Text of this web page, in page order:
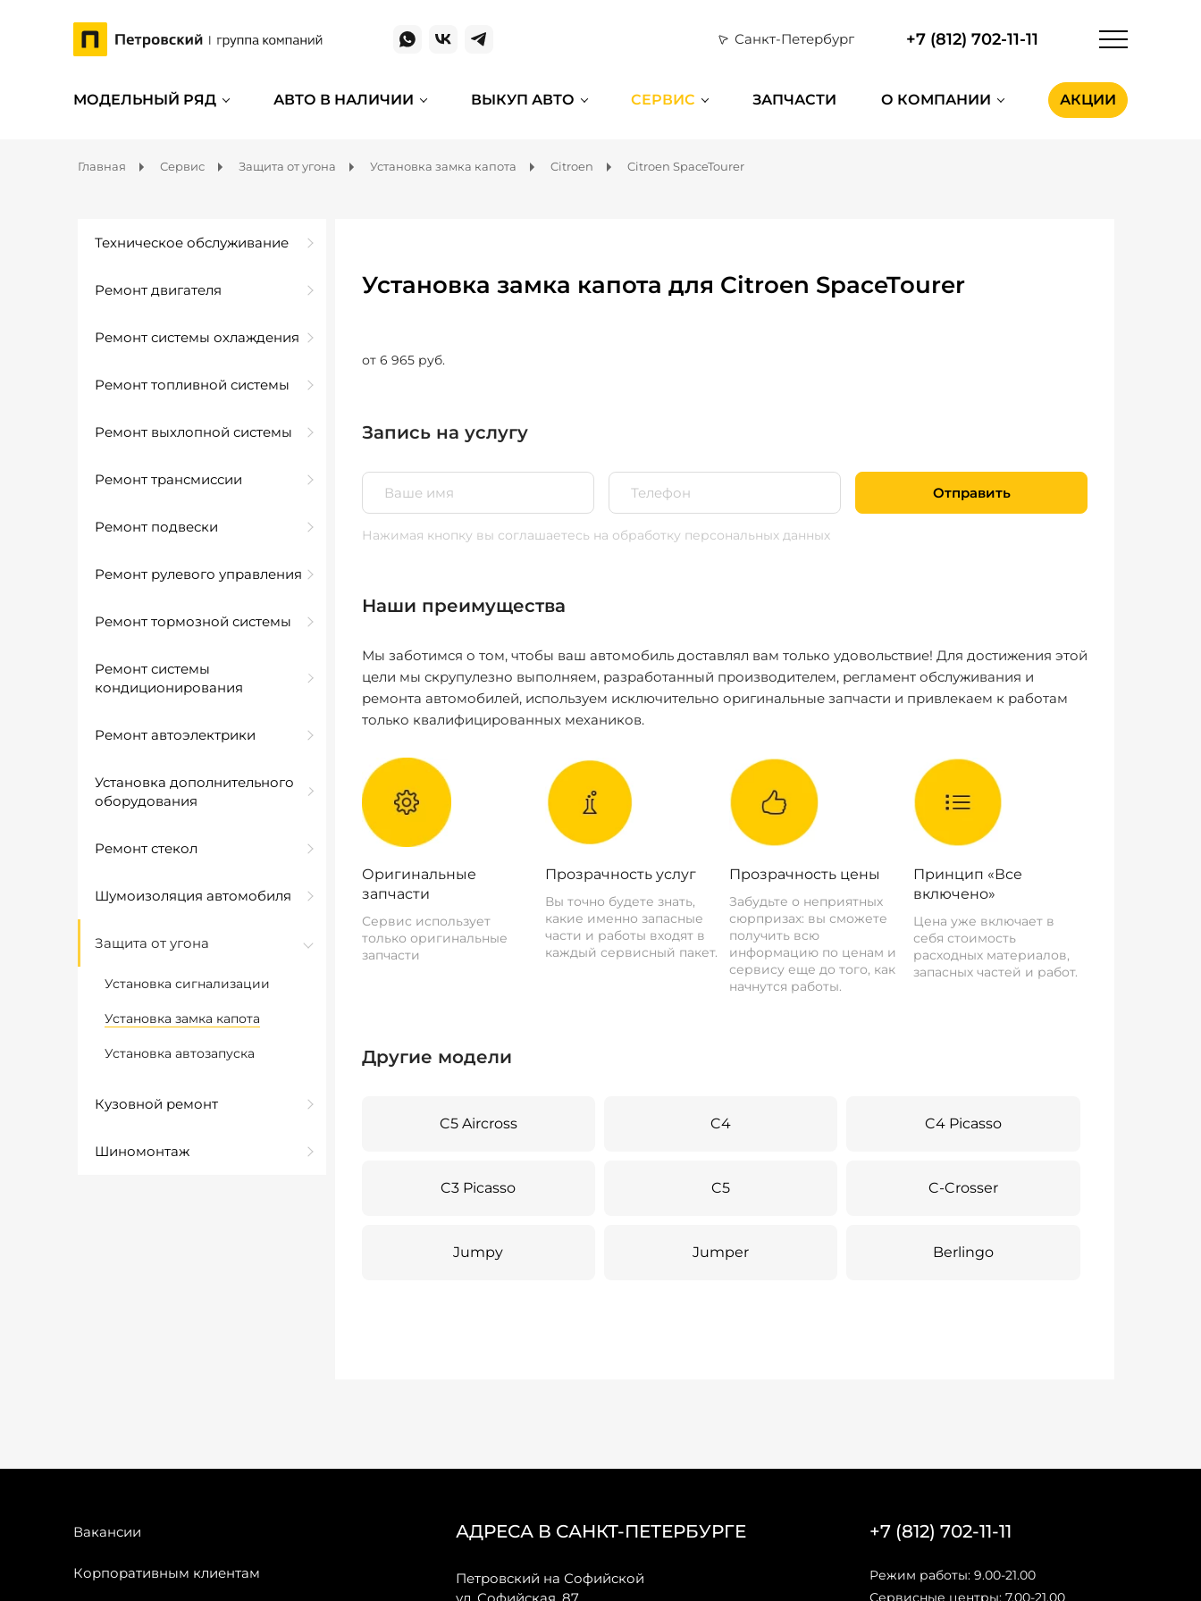
Санкт-Петербург +7 (812) 702-11-11
МОДЕЛЬНЫЙ РЯД АВТО В НАЛИЧИИ ВЫКУП АВТО СЕРВИС ЗАПЧАСТИ О КОМПАНИИ АКЦИИ
Главная Сервис Защита от угона Установка замка капота Citroen Citroen SpaceTourer
Техническое обслуживание
Ремонт двигателя
Ремонт системы охлаждения
Ремонт топливной системы
Ремонт выхлопной системы
Ремонт трансмиссии
Ремонт подвески
Ремонт рулевого управления
Ремонт тормозной системы
Ремонт системы
кондиционирования
Ремонт автоэлектрики
Установка дополнительного
оборудования
Ремонт стекол
Шумоизоляция автомобиля
Защита от угона
Установка сигнализации
Установка замка капота
Установка автозапуска
Кузовной ремонт
Шиномонтаж
Установка замка капота для Citroen SpaceTourer
от 6 965 руб.
Запись на услугу
Отправить
Нажимая кнопку вы соглашаетесь на обработку персональных данных
Наши преимущества
Мы заботимся о том, чтобы ваш автомобиль доставлял вам только удовольствие! Для достижения этой
цели мы скрупулезно выполняем, разработанный производителем, регламент обслуживания и
ремонта автомобилей, используем исключительно оригинальные запчасти и привлекаем к работам
только квалифицированных механиков.
Оригинальные
запчасти
Сервис использует
только оригинальные
запчасти
Прозрачность услуг
Вы точно будете знать,
какие именно запасные
части и работы входят в
каждый сервисный пакет.
Прозрачность цены
Забудьте о неприятных
сюрпризах: вы сможете
получить всю
информацию по ценам и
сервису еще до того, как
начнутся работы.
Принцип «Все
включено»
Цена уже включает в
себя стоимость
расходных материалов,
запасных частей и работ.
Другие модели
C5 Aircross C4 C4 Picasso
C3 Picasso C5 C-Crosser
Jumpy Jumper Berlingo
Вакансии
Корпоративным клиентам
АДРЕСА В САНКТ-ПЕТЕРБУРГЕ
Петровский на Софийской
+7 (812) 702-11-11
Режим работы: 9.00-21.00
Сервисные центры: 7.00-21.00